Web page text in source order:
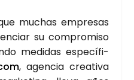
muchas empre­sas
su com­pro­mi­so
medi­das espe­cí­fi­
, agen­cia crea­ti­va